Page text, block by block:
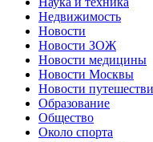
Недвижимость
Новости
Новости ЗОЖ
Новости медицины
Новости Москвы
Новости
Образование
Общество
Около спорта